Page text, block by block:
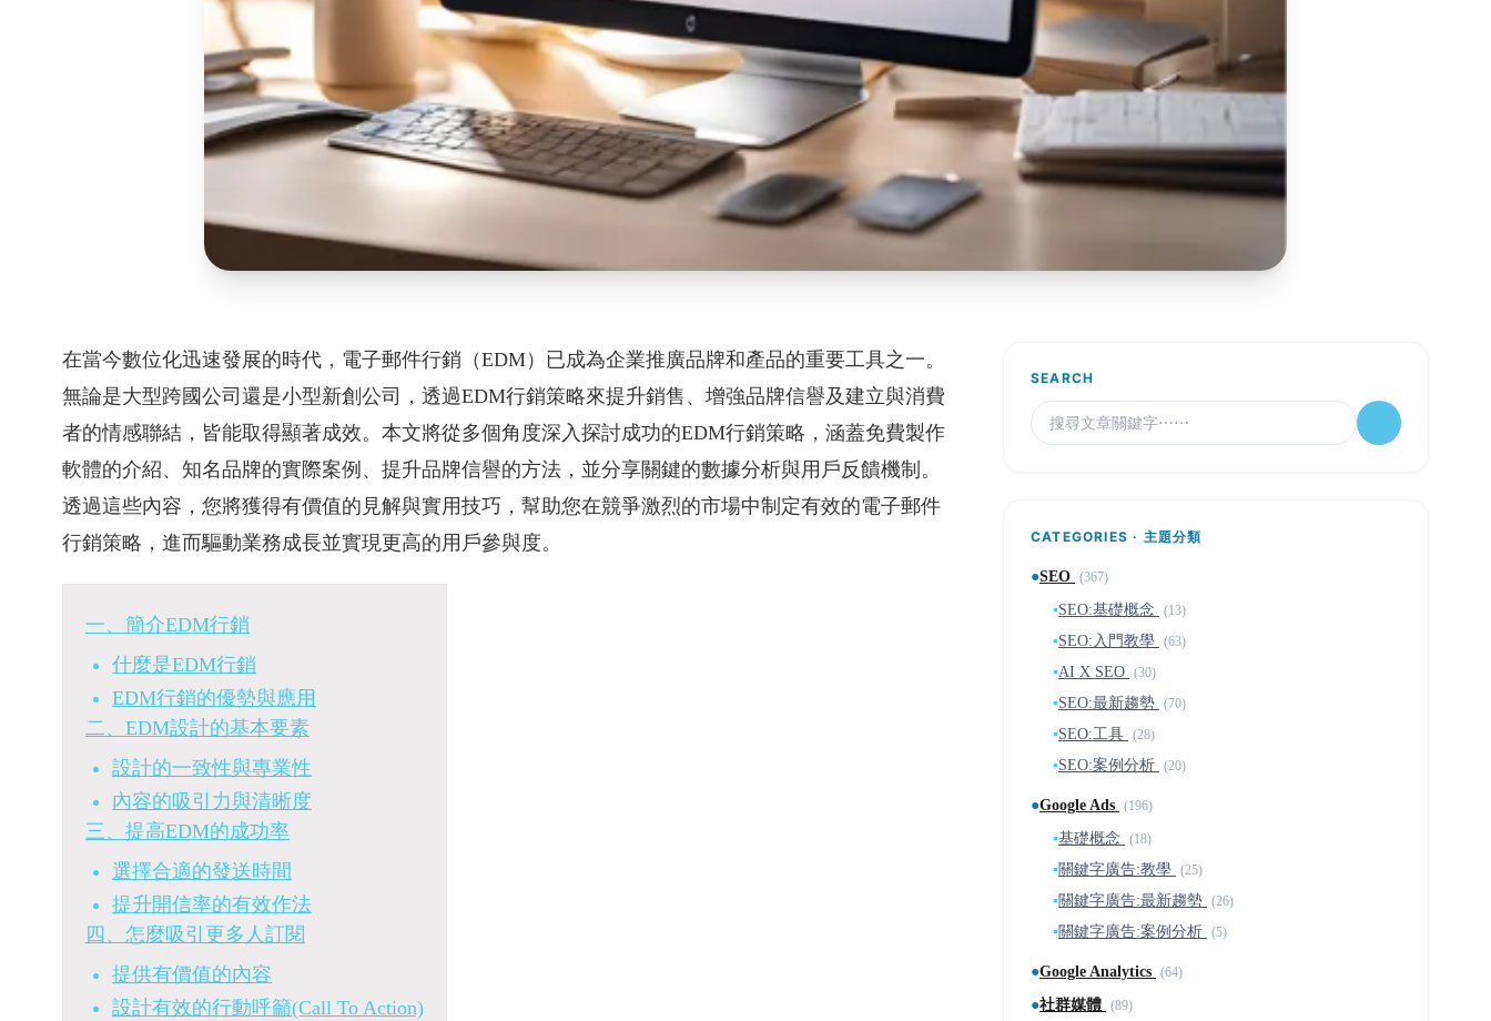
在當今數位化迅速發展的時代，電子郵件行銷（EDM）已成為企業推廣品牌和產品的重要工具之一。
無論是大型跨國公司還是小型新創公司，透過EDM行銷策略來提升銷售、增強品牌信譽及建立與消費
者的情感聯結，皆能取得顯著成效。本文將從多個角度深入探討成功的EDM行銷策略，涵蓋免費製作
軟體的介紹、知名品牌的實際案例、提升品牌信譽的方法，並分享關鍵的數據分析與用戶反饋機制。
透過這些內容，您將獲得有價值的見解與實用技巧，幫助您在競爭激烈的市場中制定有效的電子郵件
行銷策略，進而驅動業務成長並實現更高的用戶參與度。
一、簡介EDM行銷
什麼是EDM行銷
EDM行銷的優勢與應用
二、EDM設計的基本要素
設計的一致性與專業性
內容的吸引力與清晰度
三、提高EDM的成功率
選擇合適的發送時間
提升開信率的有效作法
四、怎麼吸引更多人訂閱
提供有價值的內容
設計有效的行動呼籲(Call To Action)
SEARCH
CATEGORIES · 主題分類
●SEO (367)
▪SEO:基礎概念 (13)
▪SEO:入門教學 (63)
▪AI X SEO (30)
▪SEO:最新趨勢 (70)
▪SEO:工具 (28)
▪SEO:案例分析 (20)
●Google Ads (196)
▪基礎概念 (18)
▪關鍵字廣告:教學 (25)
▪關鍵字廣告:最新趨勢 (26)
▪關鍵字廣告:案例分析 (5)
●Google Analytics (64)
●社群媒體 (89)